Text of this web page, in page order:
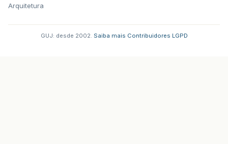
Arquitetura
GUJ: desde 2002. Saiba mais Contribuidores LGPD